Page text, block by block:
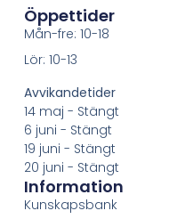
Öppettider
Mån-fre: 10-18
Lör: 10-13
Avvikandetider
14 maj - Stängt
6 juni - Stängt
19 juni - Stängt
20 juni - Stängt
Information
Kunskapsbank